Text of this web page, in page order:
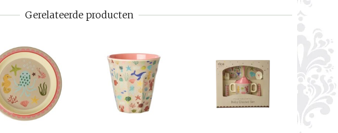
Gerelateerde producten